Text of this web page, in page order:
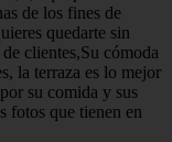
de los fines de
quedarte sin
clientes,Su cómoda
la terraza es lo mejor
su comida y sus
fotos que tienen en